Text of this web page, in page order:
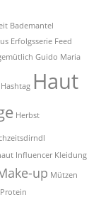
Bademantel
Erfolgsserie Feed
Guido Maria
Hashtag Haut
Herbst
Influencer Kleidung
up Mützen
Protein